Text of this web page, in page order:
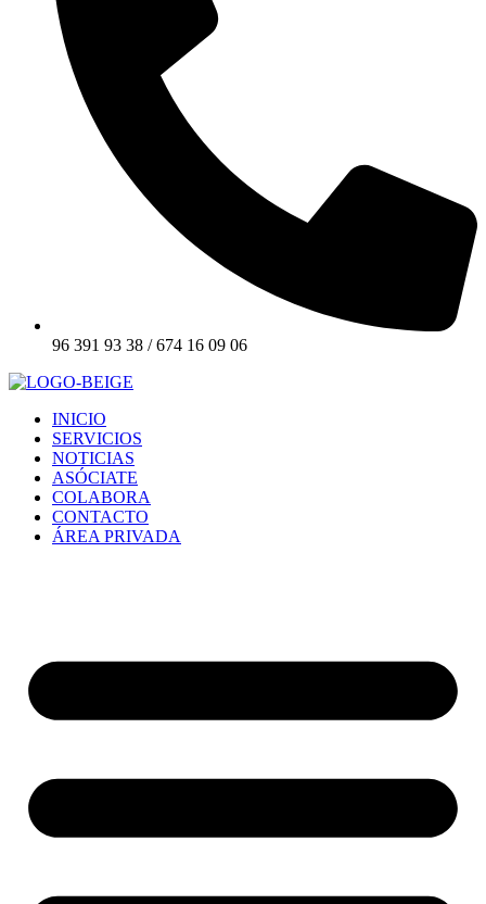
96 391 93 38 / 674 16 09 06
INICIO
SERVICIOS
NOTICIAS
ASÓCIATE
COLABORA
CONTACTO
ÁREA PRIVADA